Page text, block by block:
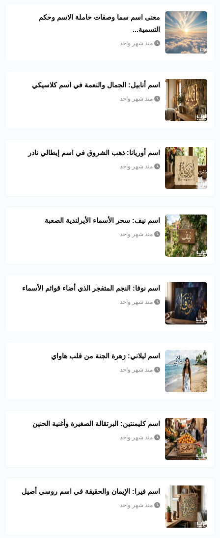
معنى اسم سما وصفات حاملة الاسم وحكم
التسمية...
منذ شهر واحد
اسم أنابيل: الجمال والنعمة في اسم كلاسيكي
منذ شهر واحد
اسم أوريانا: ذهب الشروق في اسم إيطالي نادر
منذ شهر واحد
اسم نيف: سحر الأسماء الأيرلندية الصعبة
منذ شهر واحد
اسم نوفا: النجم المتفجر الذي أضاء قوائم الأسماء
منذ شهر واحد
اسم ليلاني: زهرة الجنة من قلب هاواي
منذ شهر واحد
اسم كليمنتين: البرتقالة الصغيرة وأغنية الحنين
منذ شهر واحد
اسم فيرا: الإيمان والحقيقة في اسم روسي أصيل
منذ شهر واحد